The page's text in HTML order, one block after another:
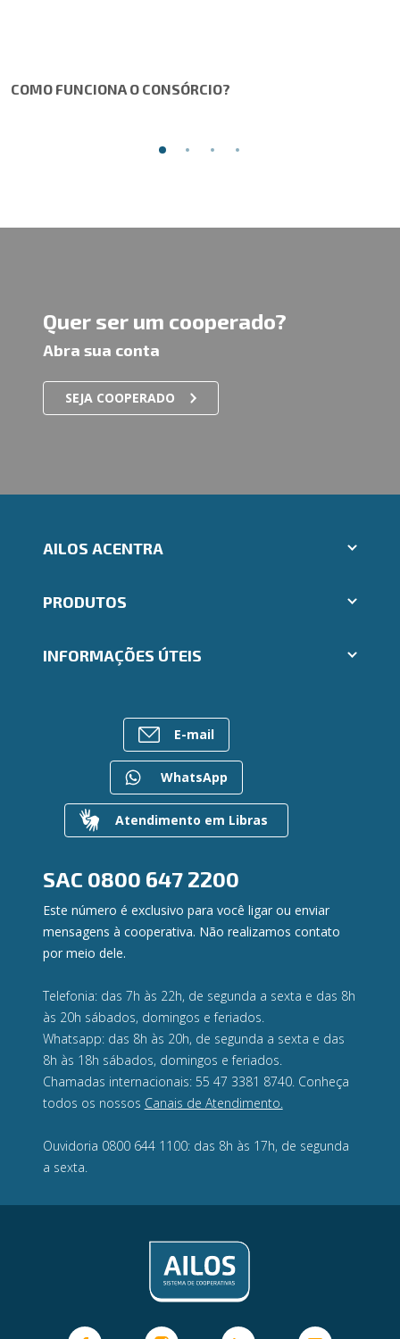
COMO FUNCIONA O CONSÓRCIO?
Quer ser um cooperado?
Abra sua conta
SEJA COOPERADO
AILOS ACENTRA
Indique um amigo
Trabalhe Conosco
Ailos Educação
Gerenciar Cookies
PRODUTOS
Consórcios
Para empresas
INFORMAÇÕES ÚTEIS
Postos de Atendimento
Regularização de dívidas
Valores a Receber
Contato
Canal de Ética
Ouvidoria
E-mail
WhatsApp
Atendimento em Libras
SAC 0800 647 2200
Este número é exclusivo para você ligar ou enviar
mensagens à cooperativa. Não realizamos contato
por meio dele.
Telefonia: das 7h às 22h, de segunda a sexta e das 8h
às 20h sábados, domingos e feriados.
Whatsapp: das 8h às 20h, de segunda a sexta e das
8h às 18h sábados, domingos e feriados.
Chamadas internacionais: 55 47 3381 8740. Conheça
todos os nossos Canais de Atendimento.
Ouvidoria 0800 644 1100: das 8h às 17h, de segunda
a sexta.